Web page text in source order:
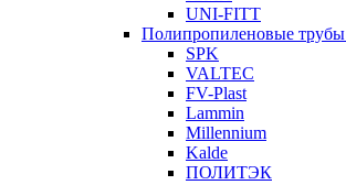
UNI-FITT
Полипропиленовые трубы
SPK
VALTEC
FV-Plast
Lammin
Millennium
Kalde
ПОЛИТЭК